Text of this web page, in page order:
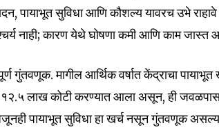
पायाभूत सुविधा आणि कौशल्य यावरच उभे राहावे
नाही; कारण येथे घोषणा कमी आणि काम जास्त
गुंतवणूक. मागील आर्थिक वर्षात केंद्राचा पायाभूत
₹१२.५ लाख कोटी करण्यात आला असून, ही
पायाभूत सुविधा हा खर्च नसून गुंतवणूक